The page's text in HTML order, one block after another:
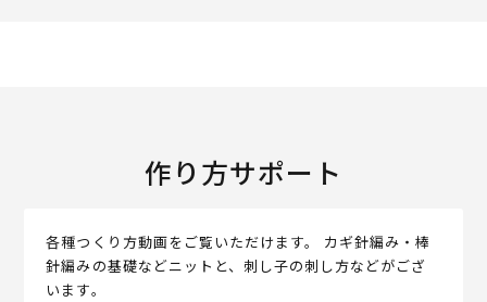
作り方サポート
各種つくり方動画をご覧いただけます。 カギ針編み・棒
針編みの基礎などニットと、刺し子の刺し方などがござ
います。